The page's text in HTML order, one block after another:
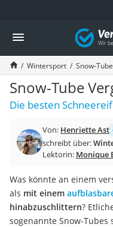
Die beliebtesten Vergleiche
Freizeit & Sport
Gartentrampolin
Trampolin
Metalldetektor
Eufab-Fahrradträger
Trampolin 366 cm
Aluminium-Koffer
Futterboot
E-Bike-Dreirad
Trekkingschuhe Herren
Reisetasche mit Rollen
Klimmzugstation
Vergleich
Wintersport Snow-
Snow-Tube
Die besten
Von: Henriette Ast
schreibt über:
Lektorin: Monique
Was könnte an einem
als mit einem
hinabzuschlittern?
sogenannte Snow-Tubes